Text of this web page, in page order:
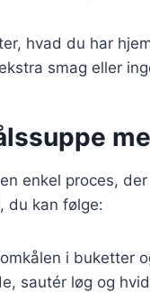
hvad du har
smag eller
enkel proces,
du kan følge:
i buketter
sautér løg og